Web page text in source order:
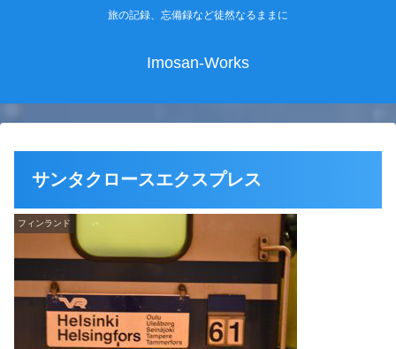
旅の記録、忘備録など徒然なるままに
Imosan-Works
サンタクロースエクスプレス
フィンランド